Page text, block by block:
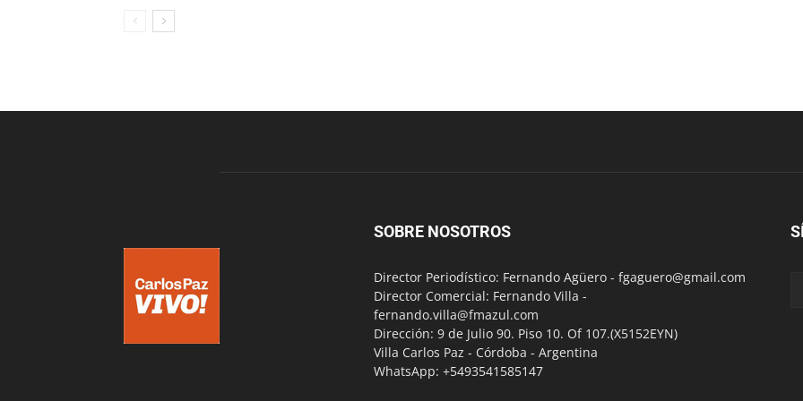
SOBRE NOSOTROS
Director Periodístico: Fernando Agüero - fgaguero@gmail.com
Director Comercial: Fernando Villa -
fernando.villa@fmazul.com
Dirección: 9 de Julio 90. Piso 10. Of 107.(X5152EYN)
Villa Carlos Paz - Córdoba - Argentina
WhatsApp: +5493541585147